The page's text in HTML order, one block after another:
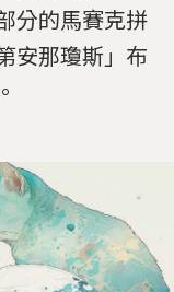
分的馬賽克拼
安那瓊斯」布